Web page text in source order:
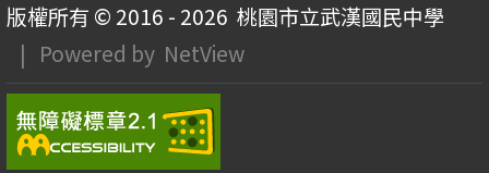
版權所有 © 2016 - 2026 桃園市立武漢國民中學
| Powered by NetView